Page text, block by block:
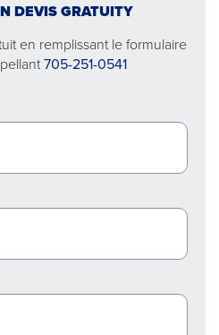
DEVIS GRATUITY
en remplissant le formulaire
705-251-0541